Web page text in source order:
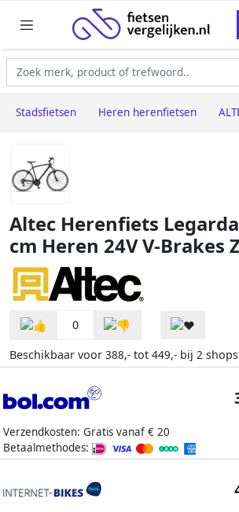
Stadsfietsen Heren herenfietsen
Altec Herenfiets
cm Heren 24V V-Brakes
0
Beschikbaar voor 388,- tot 449,- bij 2
Verzendkosten: Gratis vanaf € 20
Betaalmethodes: